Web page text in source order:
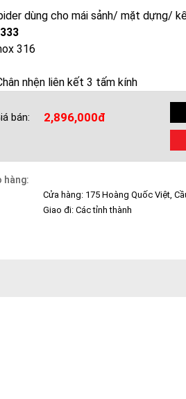
dùng cho mái sảnh/ mặt dựng/
316
nhện liên kết 3 tấm kính
bán: 2,896,000đ
hàng:
Cửa hàng: 175 Hoàng Quốc Việt,
Giao đi: Các tỉnh thành